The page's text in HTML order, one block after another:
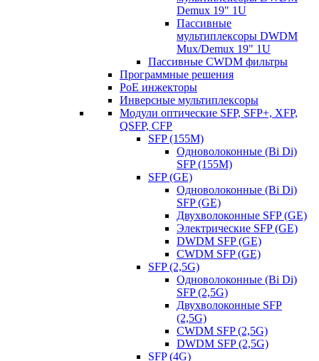
Demux 19" 1U
Пассивные
мультиплексоры DWDM
Mux/Demux 19" 1U
Пассивные CWDM фильтры
Программные решения
PoE инжекторы
Инверсные мультиплексоры
Модули оптические SFP, SFP+, XFP,
QSFP, CFP
SFP (155M)
Одноволоконные (Bi Di)
SFP (155M)
SFP (GE)
Одноволоконные (Bi Di)
SFP (GE)
Двухволоконные SFP (GE)
Электрические SFP (GE)
DWDM SFP (GE)
CWDM SFP (GE)
SFP (2,5G)
Одноволоконные (Bi Di)
SFP (2,5G)
Двухволоконные SFP
(2,5G)
CWDM SFP (2,5G)
DWDM SFP (2,5G)
SFP (4G)